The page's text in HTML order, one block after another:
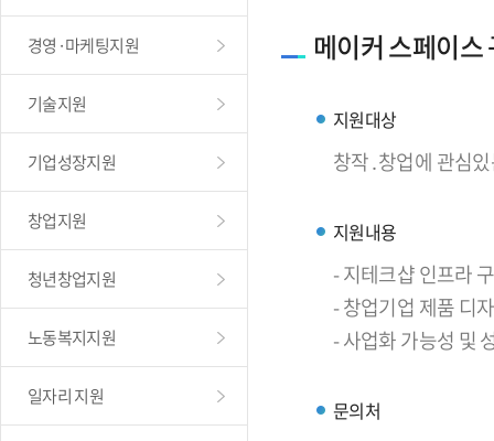
경영·마케팅지원
기술지원
기업성장지원
창업지원
청년창업지원
노동복지지원
일자리 지원
메이커 스페이
지원대상
창작․창업에 관심
지원내용
- 지테크샵 인프라
- 창업기업 제품 디
- 사업화 가능성 및
문의처